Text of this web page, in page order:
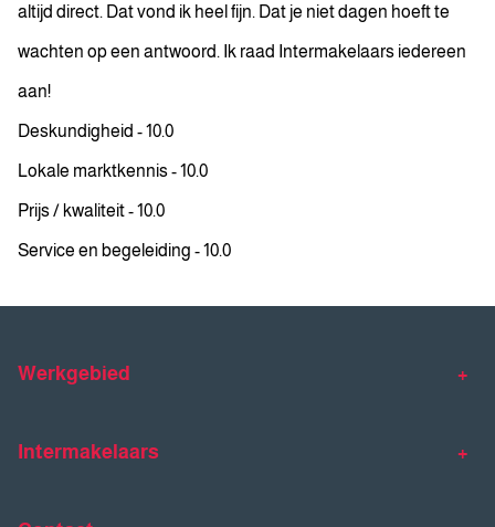
altijd direct. Dat vond ik heel fijn. Dat je niet dagen hoeft te
wachten op een antwoord. Ik raad Intermakelaars iedereen
aan!
Deskundigheid - 10.0
Lokale marktkennis - 10.0
Prijs / kwaliteit - 10.0
Service en begeleiding - 10.0
Werkgebied
Intermakelaars